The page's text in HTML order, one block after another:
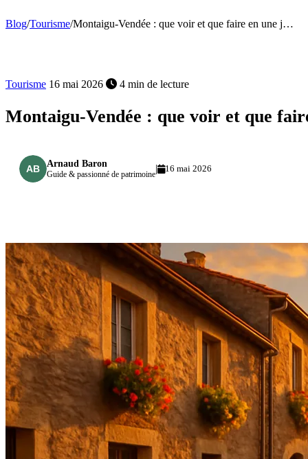
Blog/Tourisme/Montaigu-Vendée : que voir et que faire en une j…
Tourisme 16 mai 2026 4 min de lecture
Montaigu-Vendée : que voir et que
Arnaud Baron
Guide & passionné de patrimoine| 16 mai 2026